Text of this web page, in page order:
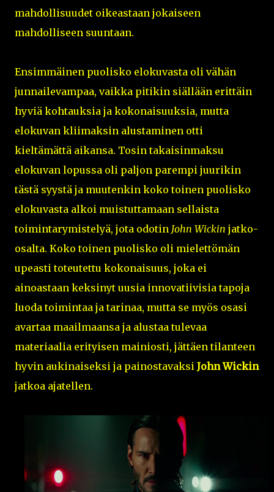
mahdollisuudet oikeastaan jokaiseen
mahdolliseen suuntaan.
Ensimmäinen puolisko elokuvasta oli vähän
junnailevampaa, vaikka pitikin siällään erittäin
hyviä kohtauksia ja kokonaisuuksia, mutta
elokuvan kliimaksin alustaminen otti
kieltämättä aikansa. Tosin takaisinmaksu
elokuvan lopussa oli paljon parempi juurikin
tästä syystä ja muutenkin koko toinen puolisko
elokuvasta alkoi muistuttamaan sellaista
toimintarymistelyä, jota odotin John Wickin jatko-
osalta. Koko toinen puolisko oli mielettömän
upeasti toteutettu kokonaisuus, joka ei
ainoastaan keksinyt uusia innovatiivisia tapoja
luoda toimintaa ja tarinaa, mutta se myös osasi
avartaa maailmaansa ja alustaa tulevaa
materiaalia erityisen mainiosti, jättäen tilanteen
hyvin aukinaiseksi ja painostavaksi John Wickin
jatkoa ajatellen.